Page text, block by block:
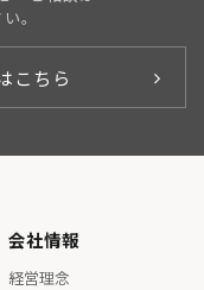
。
こちら
会社情報
経営理念